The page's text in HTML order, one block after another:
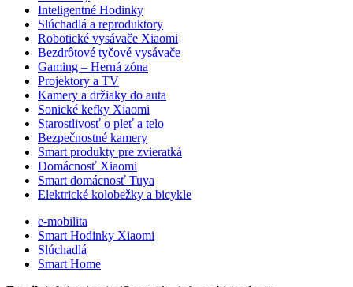
Inteligentné Hodinky
Slúchadlá a reproduktory
Robotické vysávače Xiaomi
Bezdrôtové tyčové vysávače
Gaming – Herná zóna
Projektory a TV
Kamery a držiaky do auta
Sonické kefky Xiaomi
Starostlivosť o pleť a telo
Bezpečnostné kamery
Smart produkty pre zvieratká
Domácnosť Xiaomi
Smart domácnosť Tuya
Elektrické kolobežky a bicykle
e-mobilita
Smart Hodinky Xiaomi
Slúchadlá
Smart Home